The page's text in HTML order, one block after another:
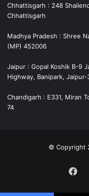
Chhattisgarh : 248
Chhattisgarh
Madhya Pradesh : Shree
(MP) 452006
Jaipur : Gopal Koshik B-9
Highway, Banipark, Jaipur-
Chandigarh : E331, Miran
74
© Copyright